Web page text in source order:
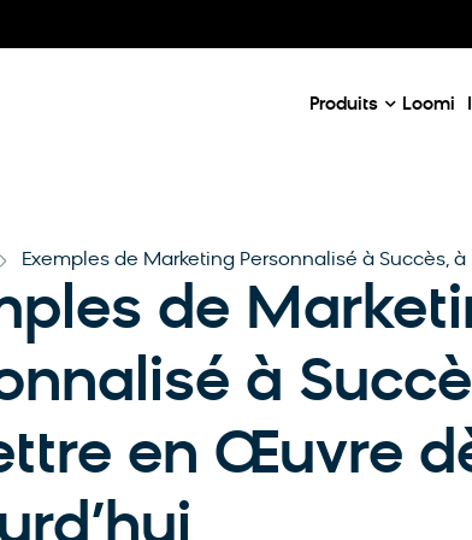
Produits Loomi
Partenaires
Exemples de Marketing Personnalisé à Succès,
de
à
en Œuvre